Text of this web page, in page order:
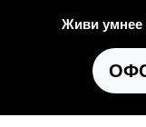
Живи умнее